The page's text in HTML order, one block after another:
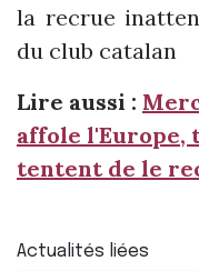
la recrue
du club catalan
Lire aussi :
affole l'Europe,
tentent de le
Actualités liées